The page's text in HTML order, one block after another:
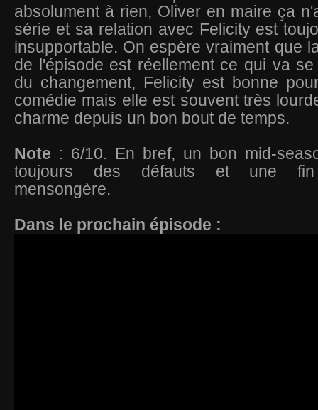
absolument à rien, Oliver en maire ça
série et sa relation avec Felicity est
insupportable. On espère vraiment que
de l'épisode est réellement ce qui va
du changement, Felicity est bonne
comédie mais elle est souvent très
charme depuis un bon bout de temps.
Note : 6/10. En bref, un bon mid-
toujours des défauts et une fin
mensongère.
Dans le prochain épisode :